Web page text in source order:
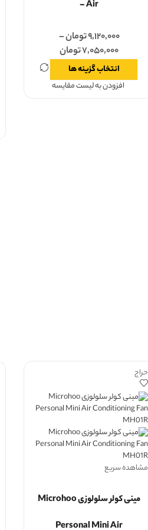
– Air
۹,۱۲۰,۰۰۰تومان–
۷,۰۵۰,۰۰۰تومان
انتخاب گزینه ها
افزودن به لیست مقایسه
حراج
مشاهده سریع
مینی کولر سلولوزی Microhoo
Personal Mini Air